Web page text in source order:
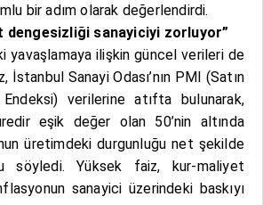
bir adım olarak değerlendirdi.
dengesizliği sanayiciyi zorluyor”
yavaşlamaya ilişkin güncel verileri de
İstanbul Sanayi Odası’nın PMI (Satın
verilerine atıfta bulunarak,
eşik değer olan 50’nin altında
üretimdeki durgunluğu net şekilde
söyledi. Yüksek faiz, kur-maliyet
sanayici üzerindeki baskıyı